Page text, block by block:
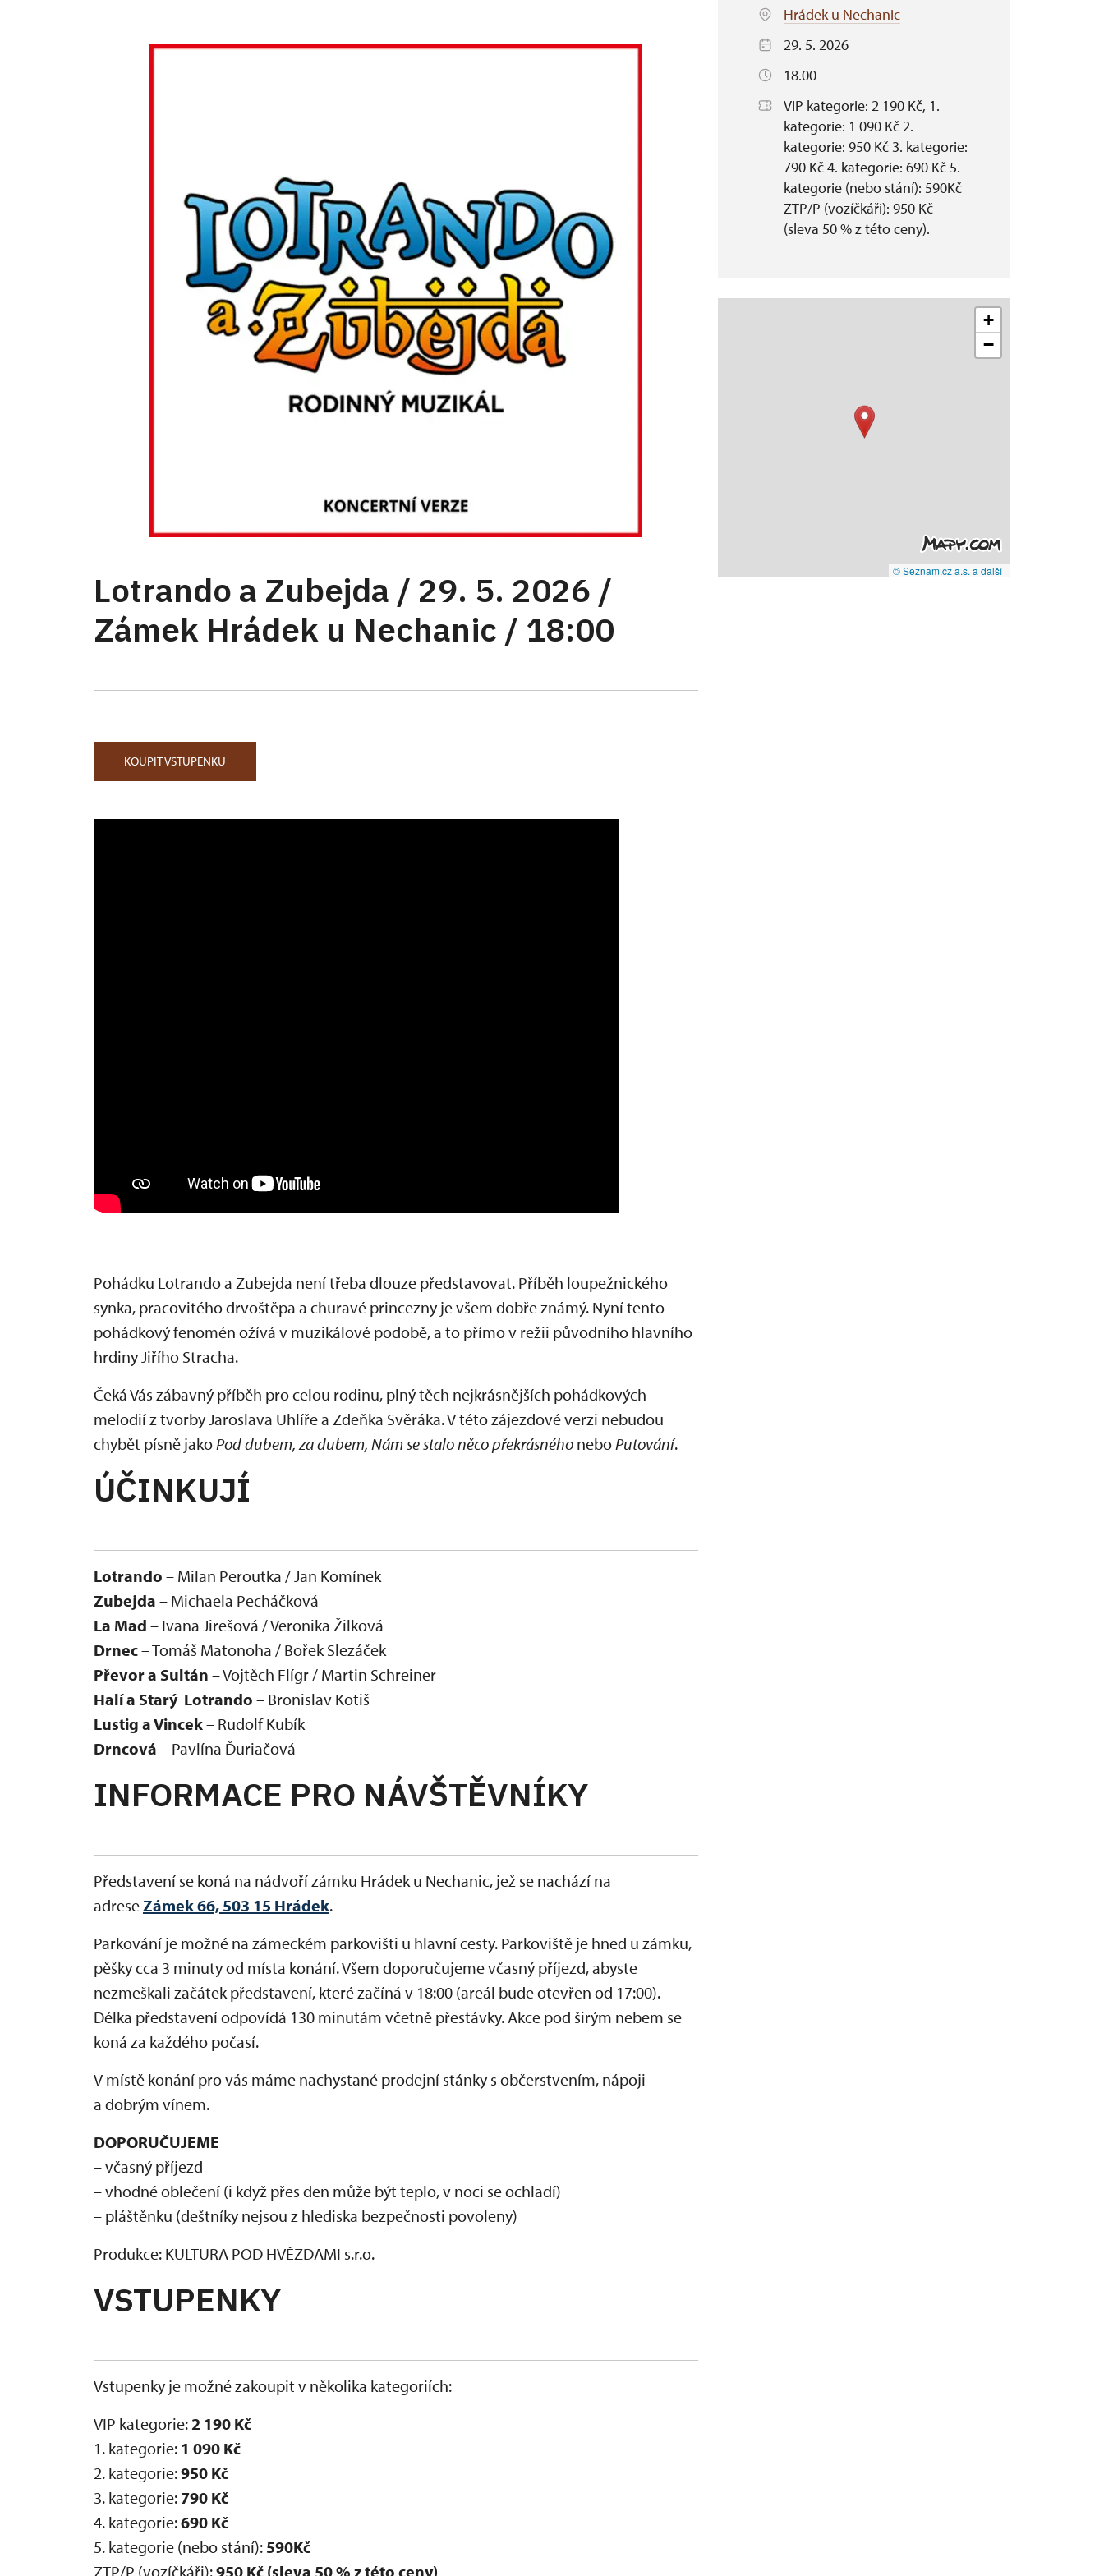
Lotrando a Zubejda / 29. 5. 2026 /
Zámek Hrádek u Nechanic / 18:00
KOUPIT VSTUPENKU
Pohádku Lotrando a Zubejda není třeba dlouze představovat. Příběh loupežnického
synka, pracovitého drvoštěpa a churavé princezny je všem dobře známý. Nyní tento
pohádkový fenomén ožívá v muzikálové podobě, a to přímo v režii původního hlavního
hrdiny Jiřího Stracha.
Čeká Vás zábavný příběh pro celou rodinu, plný těch nejkrásnějších pohádkových
melodií z tvorby Jaroslava Uhlíře a Zdeňka Svěráka. V této zájezdové verzi nebudou
chybět písně jakoPod dubem, za dubem, Nám se stalo něco překrásného neboPutování.
ÚČINKUJÍ
Lotrando – Milan Peroutka / Jan Komínek
Zubejda – Michaela Pecháčková
La Mad – Ivana Jirešová / Veronika Žilková
Drnec– Tomáš Matonoha / Bořek Slezáček
Převor a Sultán – Vojtěch Flígr / Martin Schreiner
Halí a Starý Lotrando – Bronislav Kotiš
Lustig a Vincek– Rudolf Kubík
Drncová – Pavlína Ďuriačová
INFORMACE PRO NÁVŠTĚVNÍKY
Představení se koná na nádvoří zámku Hrádek u Nechanic, jež se nachází na
adreseZámek 66, 503 15 Hrádek.
Parkování je možné na zámeckém parkovišti u hlavní cesty. Parkoviště je hned u zámku,
pěšky cca 3 minuty od místa konání. Všem doporučujeme včasný příjezd, abyste
nezmeškali začátek představení, které začíná v 18:00 (areál bude otevřen od 17:00).
Délka představení odpovídá 130 minutám včetně přestávky. Akce pod širým nebem se
koná za každého počasí.
V místě konání pro vás máme nachystané prodejní stánky s občerstvením, nápoji
a dobrým vínem.
DOPORUČUJEME
– včasný příjezd
– vhodné oblečení (i když přes den může být teplo, v noci se ochladí)
– pláštěnku (deštníky nejsou z hlediska bezpečnosti povoleny)
Produkce: KULTURA POD HVĚZDAMI s.r.o.
VSTUPENKY
Vstupenky je možné zakoupit v několika kategoriích:
VIP kategorie:2 190 Kč
1. kategorie: 1 090 Kč
2. kategorie:950 Kč
3. kategorie: 790 Kč
4. kategorie:690 Kč
5. kategorie (nebo stání): 590Kč
ZTP/P (vozíčkáři):950 Kč (sleva 50 % z této ceny)
Hrádek u Nechanic
29. 5. 2026
18.00
VIP kategorie: 2 190 Kč, 1.
kategorie: 1 090 Kč 2.
kategorie: 950 Kč 3. kategorie:
790 Kč 4. kategorie: 690 Kč 5.
kategorie (nebo stání): 590Kč
ZTP/P (vozíčkáři): 950 Kč
(sleva 50 % z této ceny).
+
−
© Seznam.cz a.s. a další